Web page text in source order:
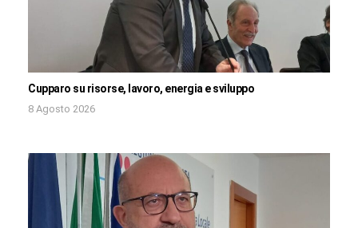
Cupparo su risorse, lavoro, energia e sviluppo
8 Agosto 2026